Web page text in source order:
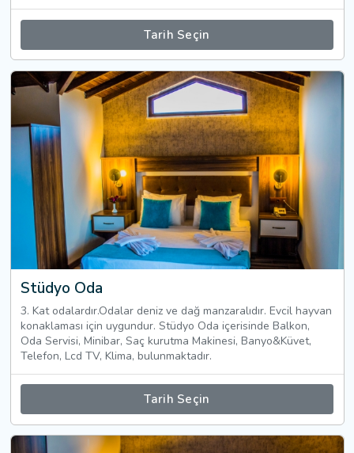
Tarih Seçin
Stüdyo Oda
3. Kat odalardır.Odalar deniz ve dağ manzaralıdır. Evcil hayvan
konaklaması için uygundur. Stüdyo Oda içerisinde Balkon,
Oda Servisi, Minibar, Saç kurutma Makinesi, Banyo&Küvet,
Telefon, Lcd TV, Klima, bulunmaktadır.
Tarih Seçin